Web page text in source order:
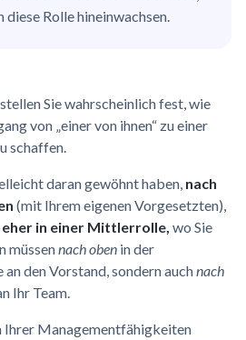
diese Rolle hineinwachsen.
Sie wahrscheinlich fest, wie
von „einer von ihnen“ zu einer
schaffen.
daran gewöhnt haben, nach
(mit Ihrem eigenen Vorgesetzten),
in einer Mittlerrolle, wo Sie
müssennach oben in der
den Vorstand, sondern auchnach
Ihr Team.
Ihrer Managementfähigkeiten